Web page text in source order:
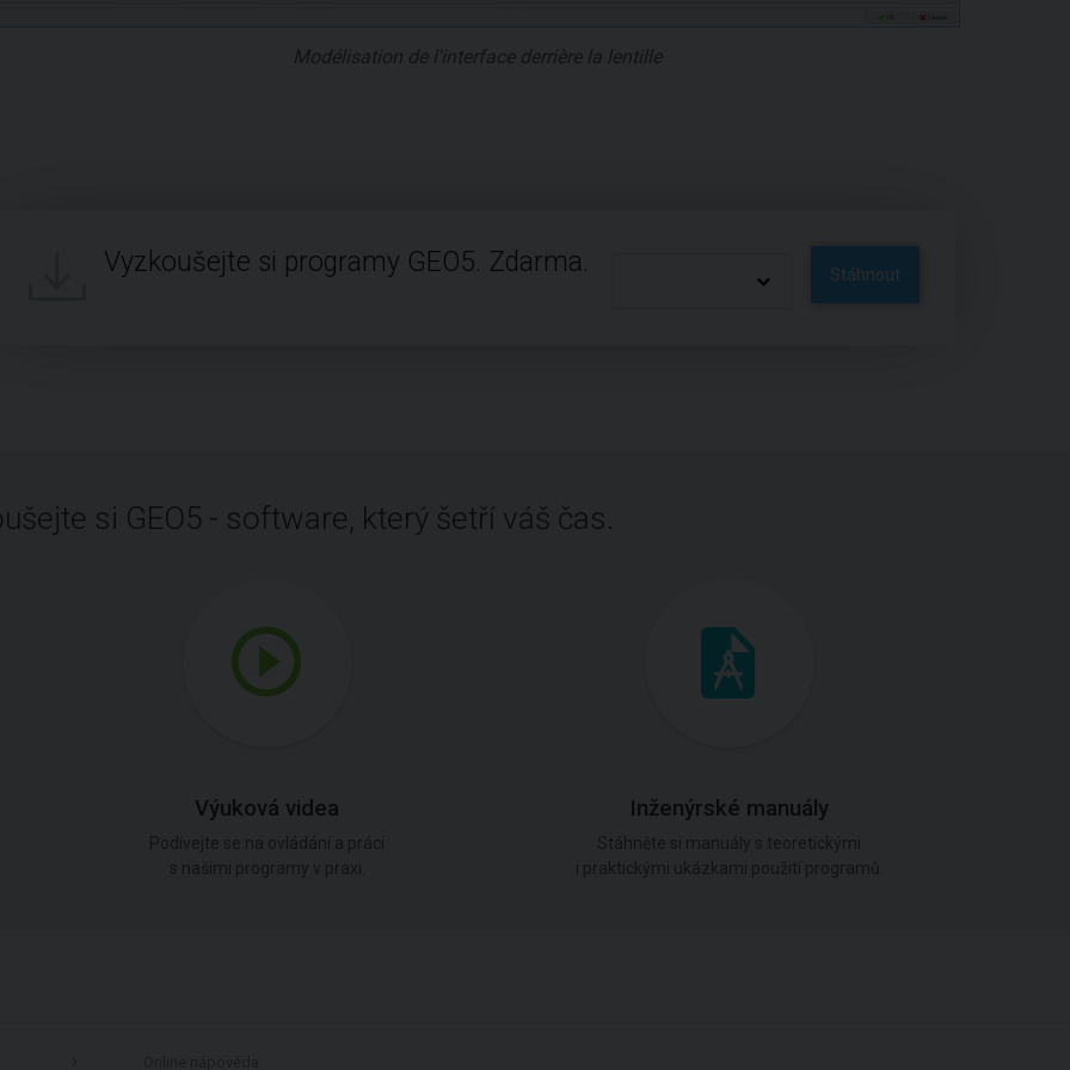
Modélisation de l'interface derrière la lentille
Vyzkoušejte si programy GEO5. Zdarma. Stáhnout
si GEO5 - software, který šetří váš čas.
Výuková videa Inženýrské manuály